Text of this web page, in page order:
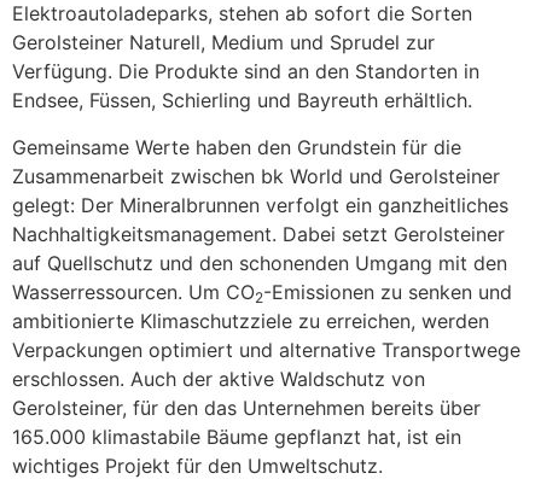
Elektroautoladeparks, stehen ab sofort die Sorten
Gerolsteiner Naturell, Medium und Sprudel zur
Verfügung. Die Produkte sind an den Standorten in
Endsee, Füssen, Schierling und Bayreuth erhältlich.
Gemeinsame Werte haben den Grundstein für die
Zusammenarbeit zwischen bk World und Gerolsteiner
gelegt: Der Mineralbrunnen verfolgt ein ganzheitliches
Nachhaltigkeitsmanagement. Dabei setzt Gerolsteiner
auf Quellschutz und den schonenden Umgang mit den
Wasserressourcen. Um CO2-Emissionen zu senken und
ambitionierte Klimaschutzziele zu erreichen, werden
Verpackungen optimiert und alternative Transportwege
erschlossen. Auch der aktive Waldschutz von
Gerolsteiner, für den das Unternehmen bereits über
165.000 klimastabile Bäume gepflanzt hat, ist ein
wichtiges Projekt für den Umweltschutz.